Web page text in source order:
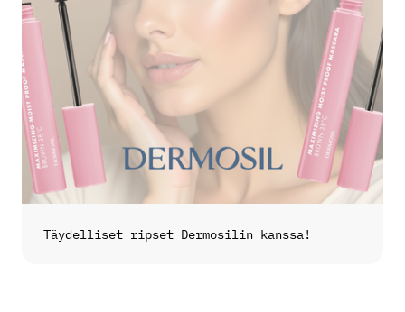
Täydelliset ripset Dermosilin kanssa!